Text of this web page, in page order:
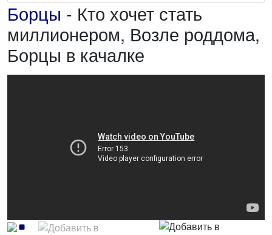
Борцы - Кто хочет стать
миллионером, Возле роддома,
Борцы в качалке